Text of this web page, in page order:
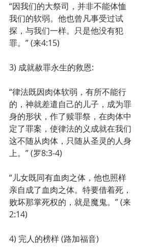
“因我们的大祭司，并非不能体恤
我们的软弱。他也曾凡事受过试
探，与我们一样。只是他没有犯
罪。” (来4:15)
3) 成就赦罪永生的救恩:
“律法既因肉体软弱，有所不能行
的，神就差遣自己的儿子，成为罪
身的形状，作了赎罪祭，在肉体中
定了罪案，使律法的义成就在我们
这不随从肉体，只随从圣灵的人身
上。” (罗8:3-4)
“儿女既同有血肉之体，他也照样
亲自成了血肉之体。特要借着死，
败坏那掌死权的，就是魔鬼。” (来
2:14)
4) 完人的榜样 (路加福音)